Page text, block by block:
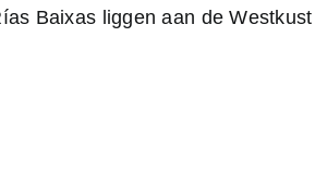
Baixas liggen aan de